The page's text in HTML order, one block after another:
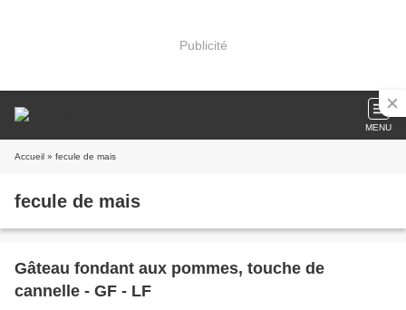
Publicité
MENU
Accueil » fecule de mais
fecule de mais
Gâteau fondant aux pommes, touche de
cannelle - GF - LF